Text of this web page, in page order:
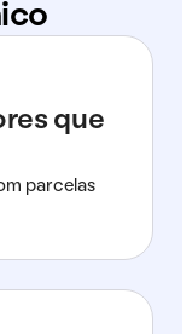
que
parcelas